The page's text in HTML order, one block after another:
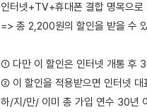
인터넷+TV+휴대폰 결합 명목으
=> 총 2,200원의 할인을 받을 수
① 다만 이 할인은 인터넷 개통 후
② 이 할인을 적용받으면 인터넷 대
하/지/만/ 이미 총 가입 연수 30년